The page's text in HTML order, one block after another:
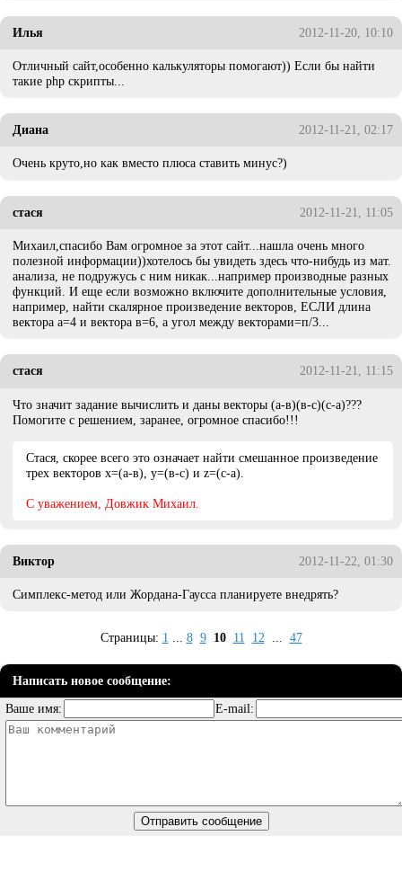
Илья 2012-11-20, 10:10
Отличный сайт,особенно калькуляторы помогают)) Если бы найти
такие php скрипты...
Диана 2012-11-21, 02:17
Очень круто,но как вместо плюса ставить минус?)
стася 2012-11-21, 11:05
Михаил,спасибо Вам огромное за этот сайт...нашла очень много
полезной информации))хотелось бы увидеть здесь что-нибудь из мат.
анализа, не подружусь с ним никак...например производные разных
функций. И еще если возможно включите дополнительные условия,
например, найти скалярное произведение векторов, ЕСЛИ длина
вектора а=4 и вектора в=6, а угол между векторами=п/3...
стася 2012-11-21, 11:15
Что значит задание вычислить и даны векторы (а-в)(в-с)(с-а)???
Помогите с решением, заранее, огромное спасибо!!!
Стася, скорее всего это означает найти смешанное произведение
трех векторов x=(а-в), y=(в-с) и z=(с-а).
C уважением, Довжик Михаил.
Виктор 2012-11-22, 01:30
Симплекс-метод или Жордана-Гаусса планируете внедрять?
Страницы: 1 8 9 10 11 12 47
Написать новое сообщение:
Ваше имя:
E-mail: